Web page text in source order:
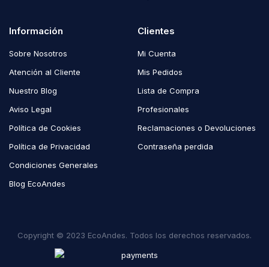
Información
Sobre Nosotros
Atención al Cliente
Nuestro Blog
Aviso Legal
Política de Cookies
Política de Privacidad
Condiciones Generales
Blog EcoAndes
Clientes
Mi Cuenta
Mis Pedidos
Lista de Compra
Profesionales
Reclamaciones o Devoluciones
Contraseña perdida
Copyright © 2023 EcoAndes. Todos los derechos reservados.